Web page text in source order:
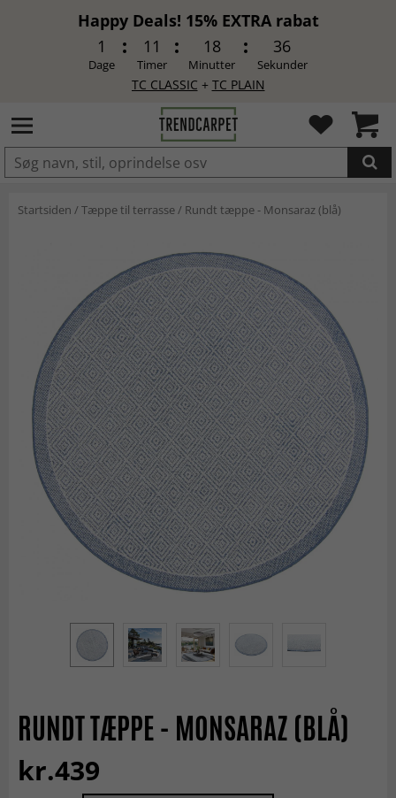
Happy Deals! 15% EXTRA rabat
1
Dage
11
Timer
18
Minutter
35
Sekunder
TC CLASSIC + TC PLAIN
LAGT I INDKØBSKURVEN.
Startsiden /Tæppe til terrasse/ Rundt tæppe - Monsaraz (blå)
RUNDT TÆPPE - MONSARAZ (BLÅ)
kr.439